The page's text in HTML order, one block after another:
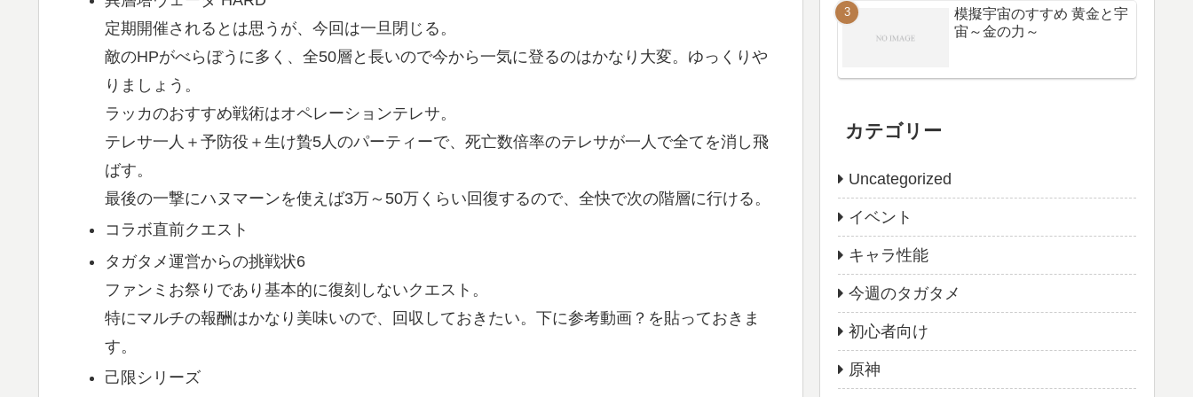
定期開催されるとは思うが、今回は一旦閉じる。
敵のHPがべらぼうに多く、全50層と長いので今から一気に登るのはかなり大変。ゆっくりや
りましょう。
ラッカのおすすめ戦術はオペレーションテレサ。
テレサ一人＋予防役＋生け贄5人のパーティーで、死亡数倍率のテレサが一人で全てを消し飛
ばす。
最後の一撃にハヌマーンを使えば3万～50万くらい回復するので、全快で次の階層に行ける。
コラボ直前クエスト
タガタメ運営からの挑戦状6
ファンミお祭りであり基本的に復刻しないクエスト。
特にマルチの報酬はかなり美味いので、回収しておきたい。下に参考動画？を貼っておきま
す。
己限シリーズ
模擬宇宙のすすめ 黄金と宇
宙～金の力～
カテゴリー
Uncategorized
イベント
キャラ性能
今週のタガタメ
初心者向け
原神